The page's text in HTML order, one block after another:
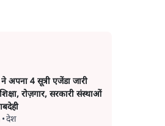
अपना 4 सूत्री एजेंडा जारी
रोज़गार, सरकारी संस्थाओं
•देश